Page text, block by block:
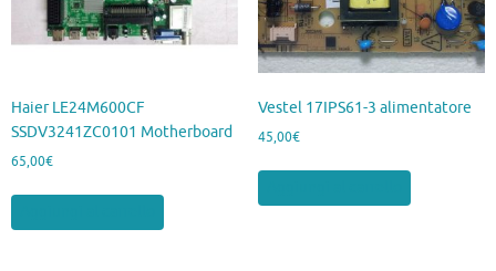
Haier LE24M600CF
SSDV3241ZC0101 Motherboard
65,00€
Vestel 17IPS61-3 alimentatore
45,00€